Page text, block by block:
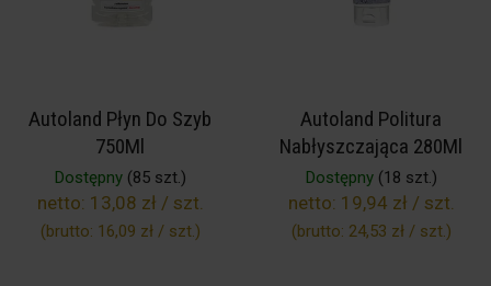
Autoland Płyn Do Szyb
750Ml
Dostępny(85 szt.)
netto: 13,08 zł / szt.
(brutto: 16,09 zł / szt.)
Autoland Politura
Nabłyszczająca 280Ml
Dostępny(18 szt.)
netto: 19,94 zł / szt.
(brutto: 24,53 zł / szt.)